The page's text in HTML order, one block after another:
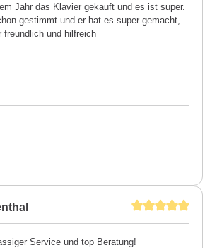
Jahr das Klavier gekauft und es ist super.
gestimmt und er hat es super gemacht,
freundlich und hilfreich
Service und top Beratung!